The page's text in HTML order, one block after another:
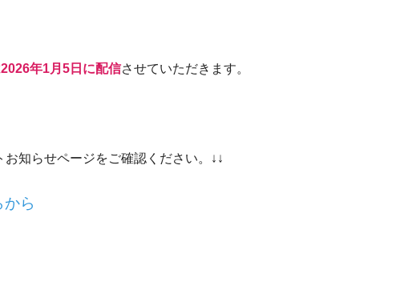
年1月5日に配信させていただきます。
知らせページをご確認ください。↓↓
ら